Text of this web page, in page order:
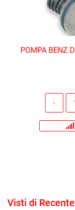
POMPA BENZ
Visti di Recente